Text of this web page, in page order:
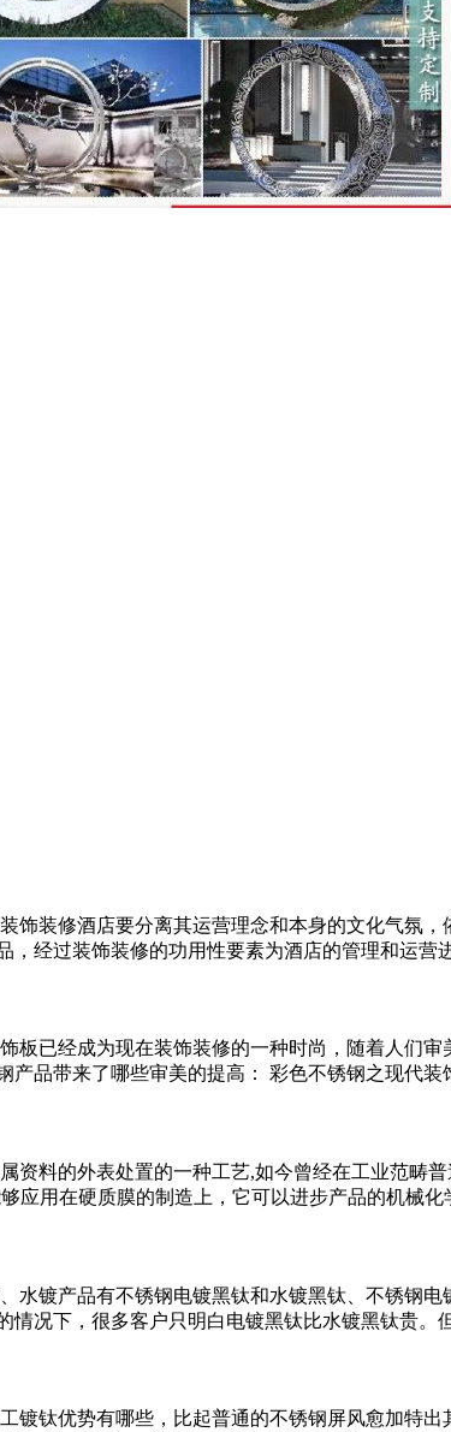
饰装修酒店要分离其运营理念和本身的文化气氛
经过装饰装修的功用性要素为酒店的管理和运营
板已经成为现在装饰装修的一种时尚，随着人们
品带来了哪些审美的提高： 彩色不锈钢之现代
资料的外表处置的一种工艺,如今曾经在工业范畴
应用在硬质膜的制造上，它可以进步产品的机械
水镀产品有不锈钢电镀黑钛和水镀黑钛、不锈钢
况下，很多客户只明白电镀黑钛比水镀黑钛贵。
镀钛优势有哪些，比起普通的不锈钢屏风愈加特